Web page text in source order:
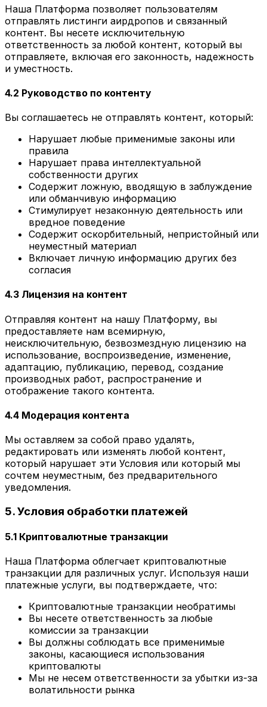
Наша Платформа позволяет пользователям
отправлять листинги аирдропов и связанный
контент. Вы несете исключительную
ответственность за любой контент, который вы
отправляете, включая его законность, надежность
и уместность.
4.2 Руководство по контенту
Вы соглашаетесь не отправлять контент, который:
Нарушает любые применимые законы или
правила
Нарушает права интеллектуальной
собственности других
Содержит ложную, вводящую в заблуждение
или обманчивую информацию
Стимулирует незаконную деятельность или
вредное поведение
Содержит оскорбительный, непристойный или
неуместный материал
Включает личную информацию других без
согласия
4.3 Лицензия на контент
Отправляя контент на нашу Платформу, вы
предоставляете нам всемирную,
неисключительную, безвозмездную лицензию на
использование, воспроизведение, изменение,
адаптацию, публикацию, перевод, создание
производных работ, распространение и
отображение такого контента.
4.4 Модерация контента
Мы оставляем за собой право удалять,
редактировать или изменять любой контент,
который нарушает эти Условия или который мы
сочтем неуместным, без предварительного
уведомления.
5. Условия обработки платежей
5.1 Криптовалютные транзакции
Наша Платформа облегчает криптовалютные
транзакции для различных услуг. Используя наши
платежные услуги, вы подтверждаете, что:
Криптовалютные транзакции необратимы
Вы несете ответственность за любые
комиссии за транзакции
Вы должны соблюдать все применимые
законы, касающиеся использования
криптовалюты
Мы не несем ответственности за убытки из-за
волатильности рынка